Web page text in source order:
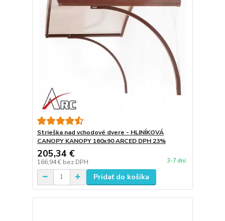
Strieška nad vchodové dvere - HLINÍKOVÁ
CANOPY KANOPY 160x90 ARCED DPH 23%
205,34 €
166,94 € bez DPH 3-7 dní
Pridať do košíka